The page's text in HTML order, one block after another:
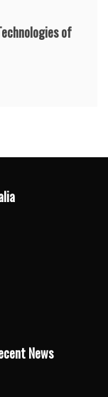
of
News